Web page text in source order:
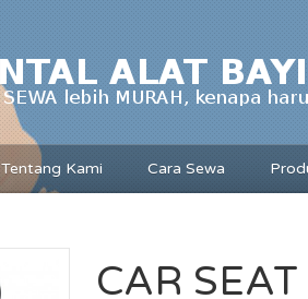
Tentang Kami Cara Sewa
CAR SEAT